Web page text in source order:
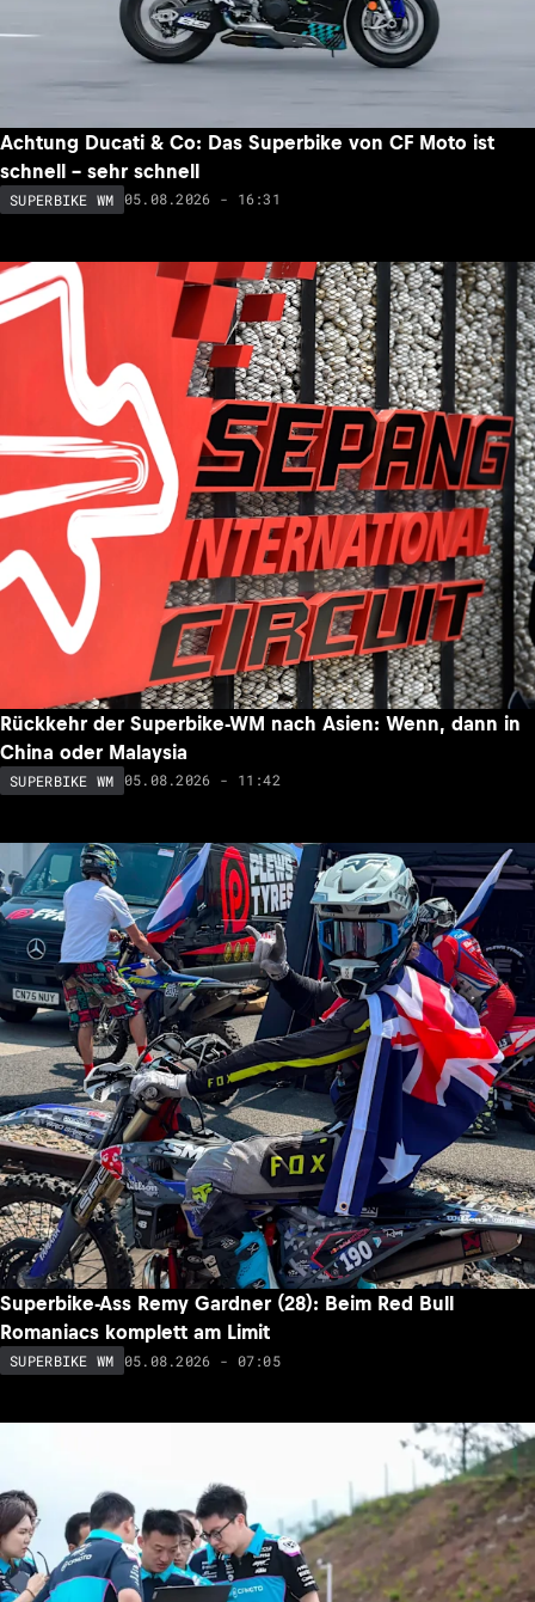
Achtung Ducati & Co: Das Superbike von CF Moto ist
schnell – sehr schnell
SUPERBIKE WM 05.08.2026 - 16:31
Rückkehr der Superbike-WM nach Asien: Wenn, dann in
China oder Malaysia
SUPERBIKE WM 05.08.2026 - 11:42
Superbike-Ass Remy Gardner (28): Beim Red Bull
Romaniacs komplett am Limit
SUPERBIKE WM 05.08.2026 - 07:05